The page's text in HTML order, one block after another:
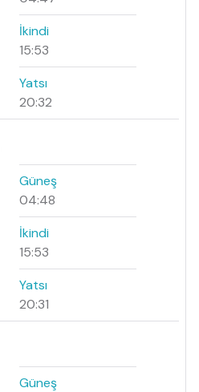
İkindi
15:53
Yatsı
20:32
Güneş
04:48
İkindi
15:53
Yatsı
20:31
Güneş